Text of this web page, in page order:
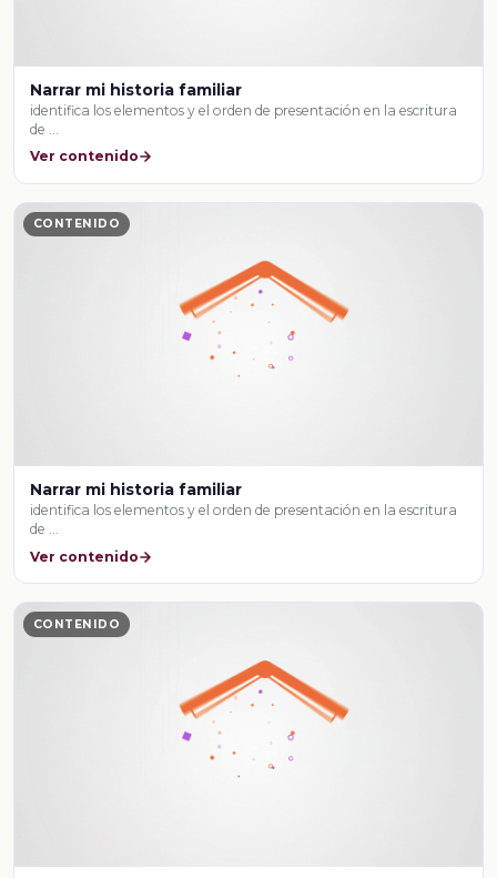
Narrar mi historia familiar
identifica los elementos y el orden de presentación en la escritura
de …
Ver contenido
CONTENIDO
Narrar mi historia familiar
identifica los elementos y el orden de presentación en la escritura
de …
Ver contenido
CONTENIDO